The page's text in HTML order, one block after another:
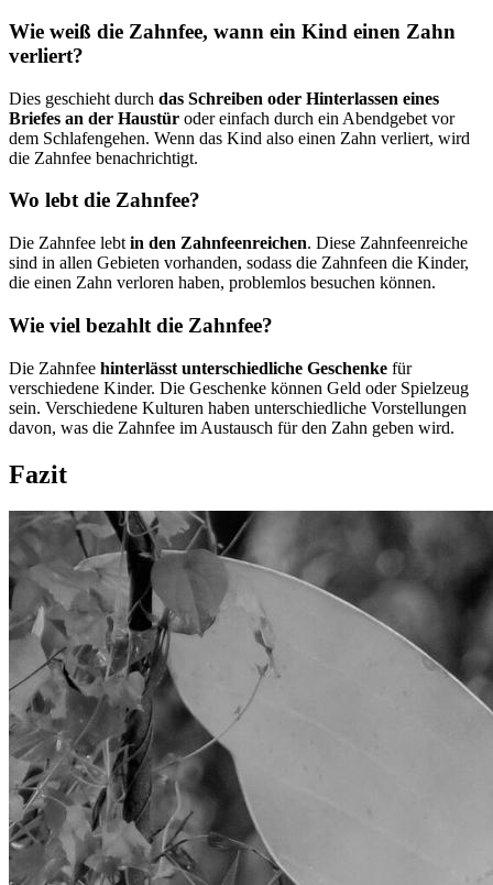
Wie weiß die Zahnfee, wann ein Kind einen Zahn
verliert?
Dies geschieht durch das Schreiben oder Hinterlassen eines
Briefes an der Haustür oder einfach durch ein Abendgebet vor
dem Schlafengehen. Wenn das Kind also einen Zahn verliert, wird
die Zahnfee benachrichtigt.
Wo lebt die Zahnfee?
Die Zahnfee lebt in den Zahnfeenreichen. Diese Zahnfeenreiche
sind in allen Gebieten vorhanden, sodass die Zahnfeen die Kinder,
die einen Zahn verloren haben, problemlos besuchen können.
Wie viel bezahlt die Zahnfee?
Die Zahnfee hinterlässt unterschiedliche Geschenke für
verschiedene Kinder. Die Geschenke können Geld oder Spielzeug
sein. Verschiedene Kulturen haben unterschiedliche Vorstellungen
davon, was die Zahnfee im Austausch für den Zahn geben wird.
Fazit